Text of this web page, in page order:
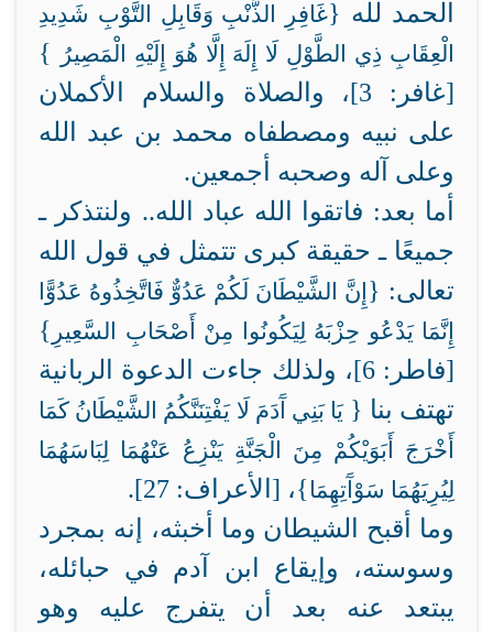
الحمد لله {غَافِرِ الذَّنْبِ وَقَابِلِ التَّوْبِ شَدِيدِ
الْعِقَابِ ذِي الطَّوْلِ لَا إِلَهَ إِلَّا هُوَ إِلَيْهِ الْمَصِيرُ }
[غافر: 3]، والصلاة والسلام الأكملان
على نبيه ومصطفاه محمد بن عبد الله
وعلى آله وصحبه أجمعين.
أما بعد: فاتقوا الله عباد الله.. ولنتذكر ـ
جميعًا ـ حقيقة كبرى تتمثل في قول الله
تعالى: { إِنَّ الشَّيْطَانَ لَكُمْ عَدُوٌّ فَاتَّخِذُوهُ عَدُوًّا
إِنَّمَا يَدْعُو حِزْبَهُ لِيَكُونُوا مِنْ أَصْحَابِ السَّعِيرِ }
[فاطر: 6]، ولذلك جاءت الدعوة الربانية
تهتف بنا { يَا بَنِي آَدَمَ لَا يَفْتِنَنَّكُمُ الشَّيْطَانُ كَمَا
أَخْرَجَ أَبَوَيْكُمْ مِنَ الْجَنَّةِ يَنْزِعُ عَنْهُمَا لِبَاسَهُمَا
لِيُرِيَهُمَا سَوْآَتِهِمَا}، [الأعراف: 27].
وما أقبح الشيطان وما أخبثه، إنه بمجرد
وسوسته، وإيقاع ابن آدم في حبائله،
يبتعد عنه بعد أن يتفرج عليه وهو